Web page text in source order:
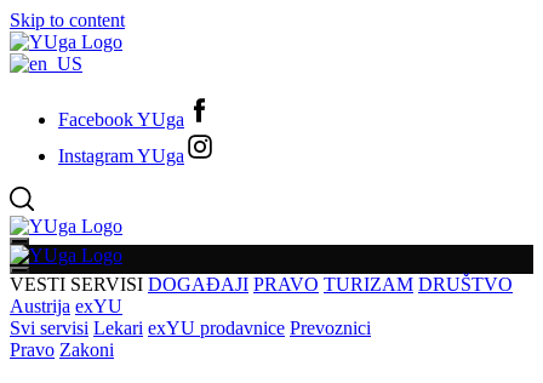
Skip to content
Facebook YUga
Instagram YUga
VESTI SERVISI DOGAĐAJI PRAVO TURIZAM DRUŠTVO
Austrija exYU
Svi servisi Lekari exYU prodavnice Prevoznici
Pravo Zakoni